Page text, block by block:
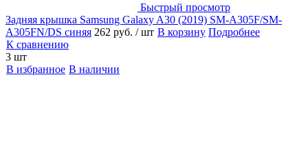
Быстрый просмотр
Задняя крышка Samsung Galaxy A30 (2019) SM-A305F/SM-
A305FN/DS синяя 262 руб. / шт В корзину Подробнее
К сравнению
3 шт
В избранное В наличии